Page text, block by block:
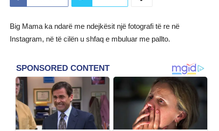
Big Mama ka ndarë me ndejkësit një fotografi të re në
Instagram, në të cilën u shfaq e mbuluar me pallto.